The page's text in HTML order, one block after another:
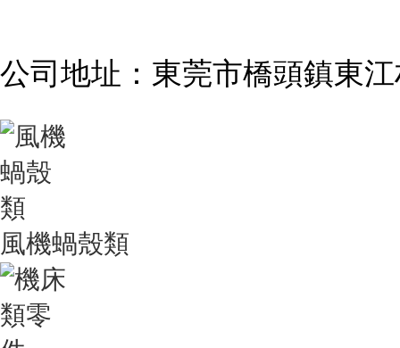
公司地址：東莞市橋頭鎮東
風機蝸殼類